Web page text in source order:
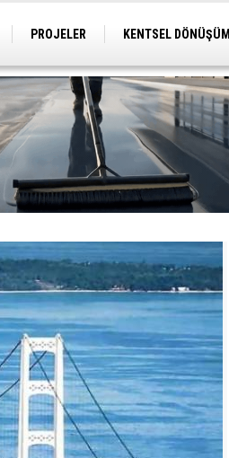
PROJELER KENTSEL DÖNÜŞÜM